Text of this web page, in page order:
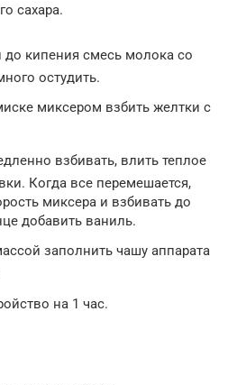
сахара.
до кипения смесь молока со
остудить.
миксером взбить желтки с
взбивать, влить теплое
Когда все перемешается,
миксера и взбивать до
добавить ваниль.
заполнить чашу аппарата
на 1 час.